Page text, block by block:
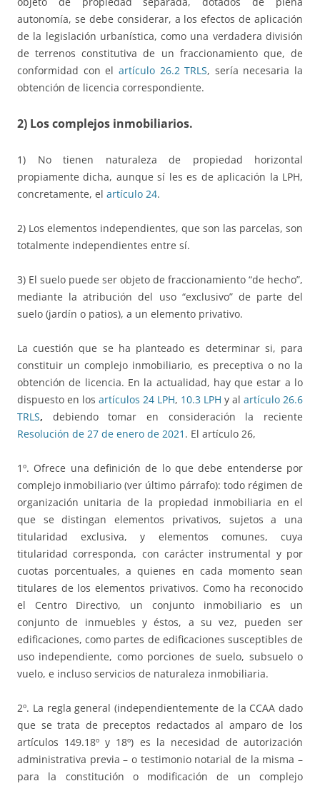
autonomía, se debe considerar, a los efectos de aplicación
de la legislación urbanística, como una verdadera división
de terrenos constitutiva de un fraccionamiento que, de
conformidad con el artículo 26.2 TRLS, sería necesaria la
obtención de licencia correspondiente.
2) Los complejos inmobiliarios.
1) No tienen naturaleza de propiedad horizontal
propiamente dicha, aunque sí les es de aplicación la LPH,
concretamente, el artículo 24.
2) Los elementos independientes, que son las parcelas, son
totalmente independientes entre sí.
3) El suelo puede ser objeto de fraccionamiento “de hecho”,
mediante la atribución del uso “exclusivo” de parte del
suelo (jardín o patios), a un elemento privativo.
La cuestión que se ha planteado es determinar si, para
constituir un complejo inmobiliario, es preceptiva o no la
obtención de licencia. En la actualidad, hay que estar a lo
dispuesto en los artículos 24 LPH, 10.3 LPH y al artículo 26.6
TRLS, debiendo tomar en consideración la reciente
Resolución de 27 de enero de 2021 . El artículo 26,
1º. Ofrece una definición de lo que debe entenderse por
complejo inmobiliario (ver último párrafo): todo régimen de
organización unitaria de la propiedad inmobiliaria en el
que se distingan elementos privativos, sujetos a una
titularidad exclusiva, y elementos comunes, cuya
titularidad corresponda, con carácter instrumental y por
cuotas porcentuales, a quienes en cada momento sean
titulares de los elementos privativos. Como ha reconocido
el Centro Directivo, un conjunto inmobiliario es un
conjunto de inmuebles y éstos, a su vez, pueden ser
edificaciones, como partes de edificaciones susceptibles de
uso independiente, como porciones de suelo, subsuelo o
vuelo, e incluso servicios de naturaleza inmobiliaria.
2º. La regla general (independientemente de la CCAA dado
que se trata de preceptos redactados al amparo de los
artículos 149.18º y 18º) es la necesidad de autorización
administrativa previa – o testimonio notarial de la misma –
para la constitución o modificación de un complejo